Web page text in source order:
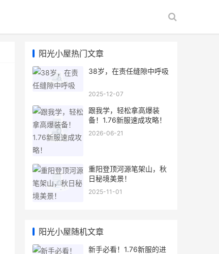
阳光小屋热门文章
38岁，在责任缝隙中呼吸
2025-12-07
跟我学，轻松拿高爆装
备！1.76新服速成攻略！
2026-06-21
重阳登顶河源笔架山，秋
日秘境美景！
2025-11-01
阳光小屋随机文章
新手必看！1.76新服的进